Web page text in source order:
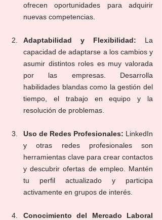
ofrecen oportunidades para adquirir
nuevas competencias.
Adaptabilidad y Flexibilidad: La
capacidad de adaptarse a los cambios y
asumir distintos roles es muy valorada
por las empresas. Desarrolla
habilidades blandas como la gestión del
tiempo, el trabajo en equipo y la
resolución de problemas.
Uso de Redes Profesionales: LinkedIn
y otras redes profesionales son
herramientas clave para crear contactos
y descubrir ofertas de empleo. Mantén
tu perfil actualizado y participa
activamente en grupos de interés.
Conocimiento del Mercado Laboral